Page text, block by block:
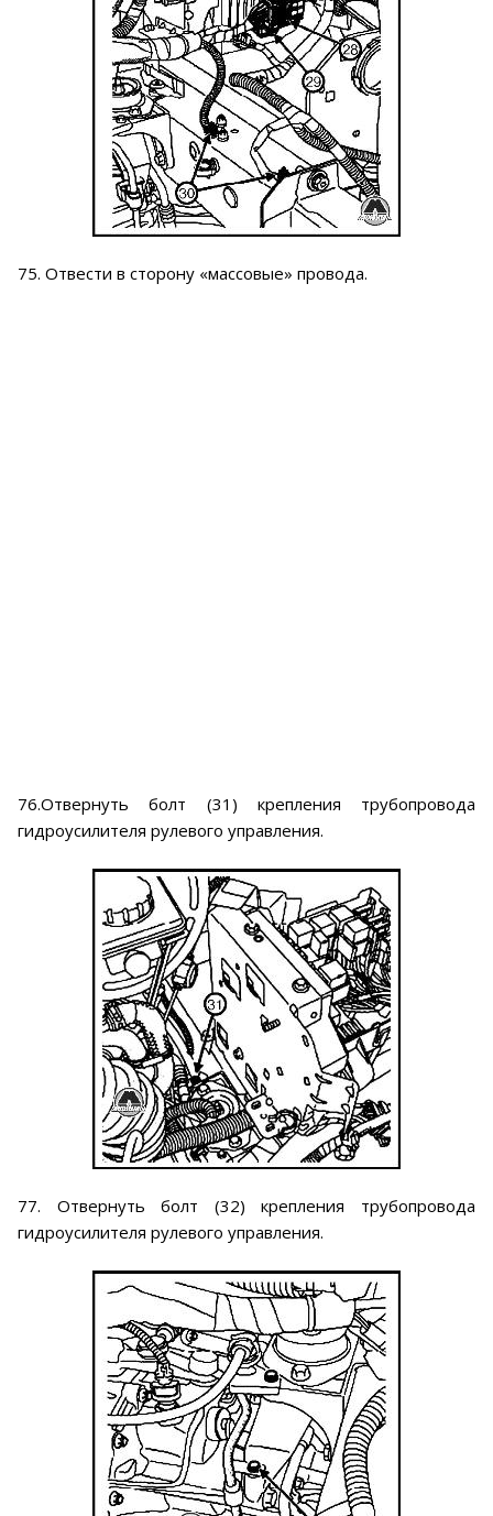
75. Отвести в сторону «массовые» провода.
76.Отвернуть болт (31) крепления трубопровода
гидроусилителя рулевого управления.
77. Отвернуть болт (32) крепления трубопровода
гидроусилителя рулевого управления.